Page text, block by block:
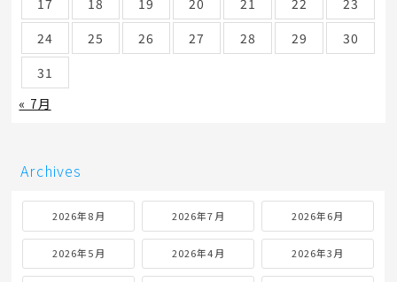
17 18 19 20 21 22
23
24
25 26 27 28 29
30
31
« 7月
Archives
2026年8月 2026年7月 2026年6月
2026年5月 2026年4月 2026年3月